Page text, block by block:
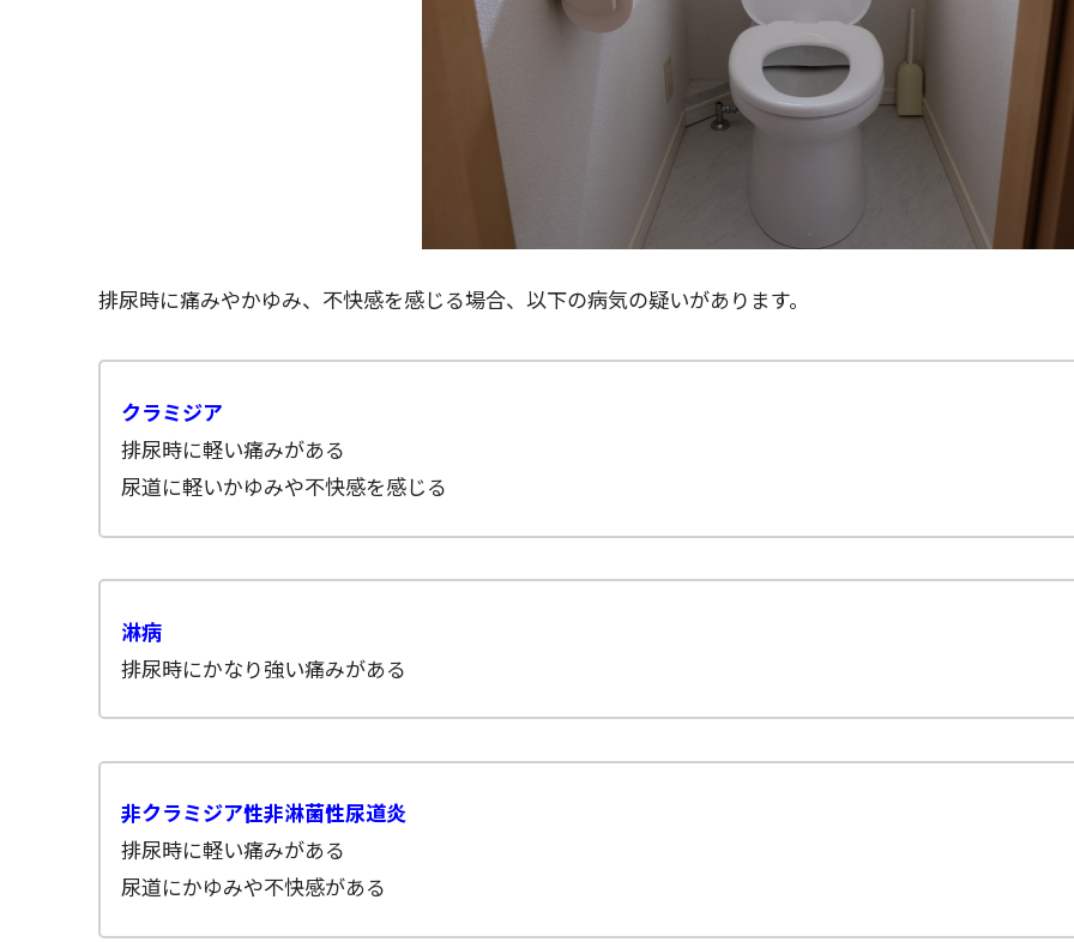
排尿時に痛みやかゆみ、不快感を感じる場合、以下の病気の疑いがあります。
クラミジア
排尿時に軽い痛みがある
尿道に軽いかゆみや不快感を感じる
淋病
排尿時にかなり強い痛みがある
非クラミジア性非淋菌性尿道炎
排尿時に軽い痛みがある
尿道にかゆみや不快感がある